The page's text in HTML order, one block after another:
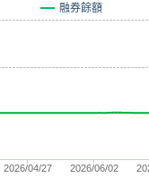
融券餘額
2026/04/27 2026/06/02